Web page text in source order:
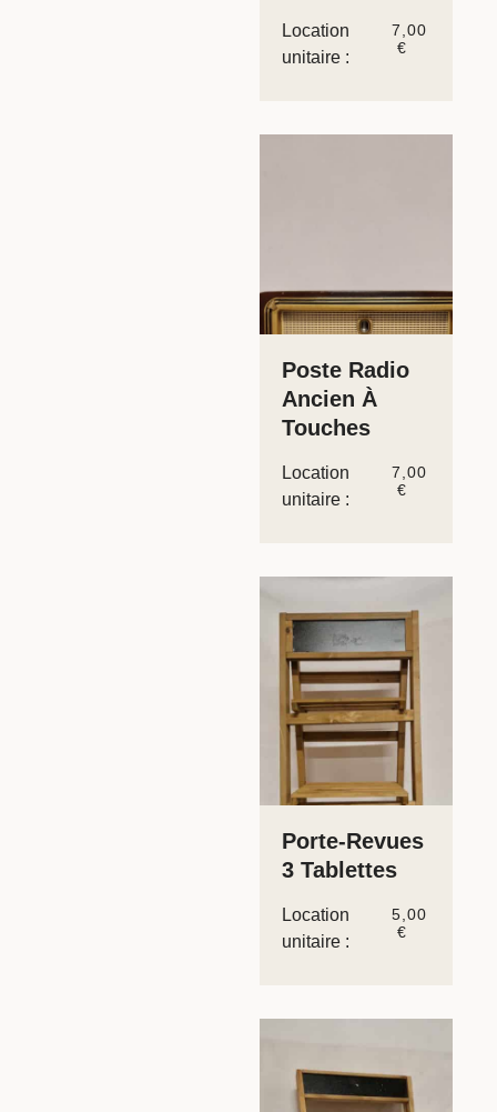
Location
unitaire :
7,00
€
Poste Radio
Ancien À
Touches
Location
unitaire :
7,00
€
Porte-Revues
3 Tablettes
Location
unitaire :
5,00
€